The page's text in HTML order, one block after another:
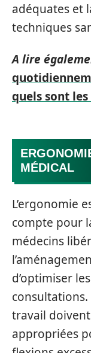
adéquates et
techniques
A lire
quels sont les
MÉDICAL
L’ergonomie
compte pour
médecins
d’optimiser
consultations.
travail
appropriées